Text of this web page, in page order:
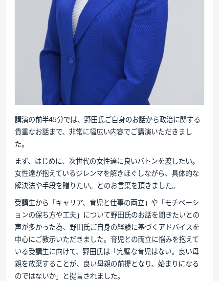
講演の前半45分では、野田氏ご自身のお話から政治に関する
貴重なお話まで、非常に幅広い内容でご講演いただきまし
た。
まず、はじめに、次世代の女性達に良いバトンを渡したい。
女性達が抱えているジレンマを解きほぐしながら、具体的な
解決法や手段を贈りたい。とのお言葉を頂きました。
受講生から「キャリア、育児と仕事の両立」や「モチベーシ
ョンの保ち方や工夫」について野田氏のお話を聞きたいとの
声が多かった為、野田氏ご自身の経験に基づくアドバイスを
中心にご教示いただきました。育児との両立に悩みを抱えて
いる受講生に向けて、野田氏は「完璧な育児はない。良い母
親を放棄することが、良い母親の前提となり、始まりになる
のではないか」と提言されました。